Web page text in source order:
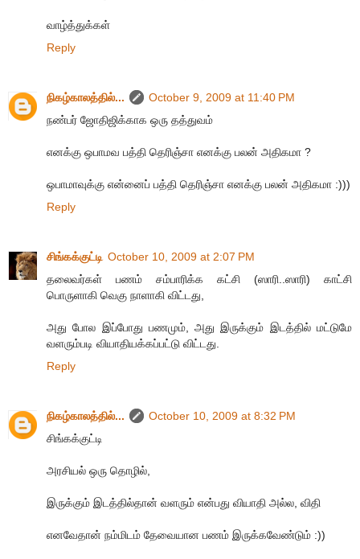
வாழ்த்துக்கள்
Reply
நிகழ்காலத்தில்...
October 9, 2009 at 11:40 PM
நண்பர் ஜோதிஜிக்காக ஒரு தத்துவம்
எனக்கு ஒபாமவ பத்தி தெரிஞ்சா எனக்கு பலன் அதிகமா ?
ஒபாமாவுக்கு என்னைப் பத்தி தெரிஞ்சா எனக்கு பலன் அதிகமா :)))
Reply
சிங்கக்குட்டி October 10, 2009 at 2:07 PM
தலைவர்கள் பணம் சம்பாரிக்க கட்சி (ஸாரி..ஸாரி) காட்சி
பொருளாகி வெகு நாளாகி விட்டது,
அது போல இப்போது பணமும், அது இருக்கும் இடத்தில் மட்டுமே
வளரும்படி வியாதியக்கப்பட்டு விட்டது.
Reply
நிகழ்காலத்தில்...
October 10, 2009 at 8:32 PM
சிங்கக்குட்டி
அரசியல் ஒரு தொழில்,
இருக்கும் இடத்தில்தான் வளரும் என்பது வியாதி அல்ல, விதி
எனவேதான் நம்மிடம் தேவையான பணம் இருக்கவேண்டும் :))